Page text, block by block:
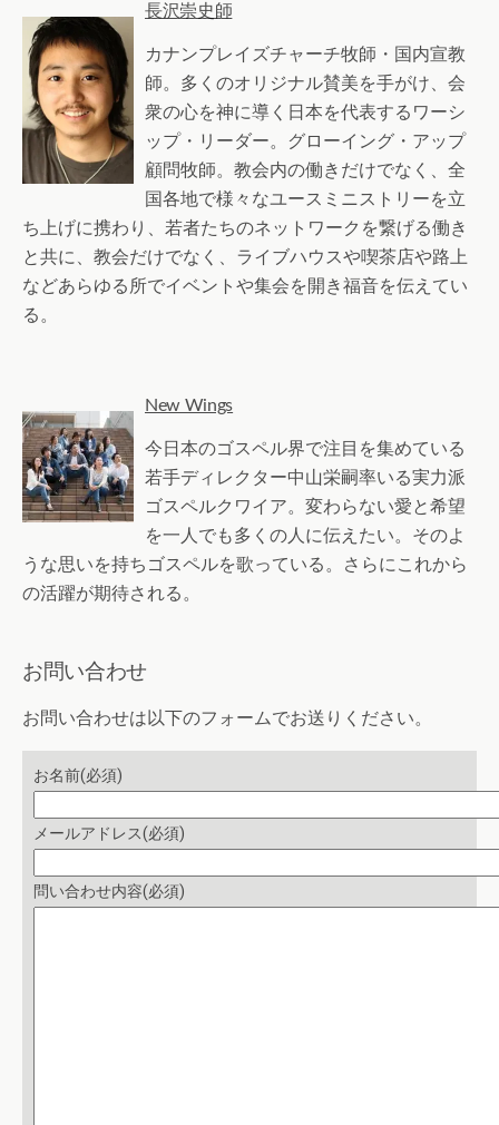
長沢崇史師
カナンプレイズチャーチ牧師・国内宣教
師。多くのオリジナル賛美を手がけ、会
衆の心を神に導く日本を代表するワーシ
ップ・リーダー。グローイング・アップ
顧問牧師。教会内の働きだけでなく、全
国各地で様々なユースミニストリーを立
ち上げに携わり、若者たちのネットワークを繋げる働き
と共に、教会だけでなく、ライブハウスや喫茶店や路上
などあらゆる所でイベントや集会を開き福音を伝えてい
る。
New Wings
今日本のゴスペル界で注目を集めている
若手ディレクター中山栄嗣率いる実力派
ゴスペルクワイア。変わらない愛と希望
を一人でも多くの人に伝えたい。そのよ
うな思いを持ちゴスペルを歌っている。さらにこれから
の活躍が期待される。
お問い合わせ
お問い合わせは以下のフォームでお送りください。
お名前(必須)
メールアドレス(必須)
問い合わせ内容(必須)